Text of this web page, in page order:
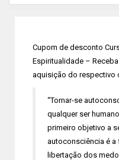
Cupom de desconto
Espiritualidade –
aquisição do respectivo
“Tornar-se
qualquer ser
primeiro objetivo a
autoconsciência é
libertação dos